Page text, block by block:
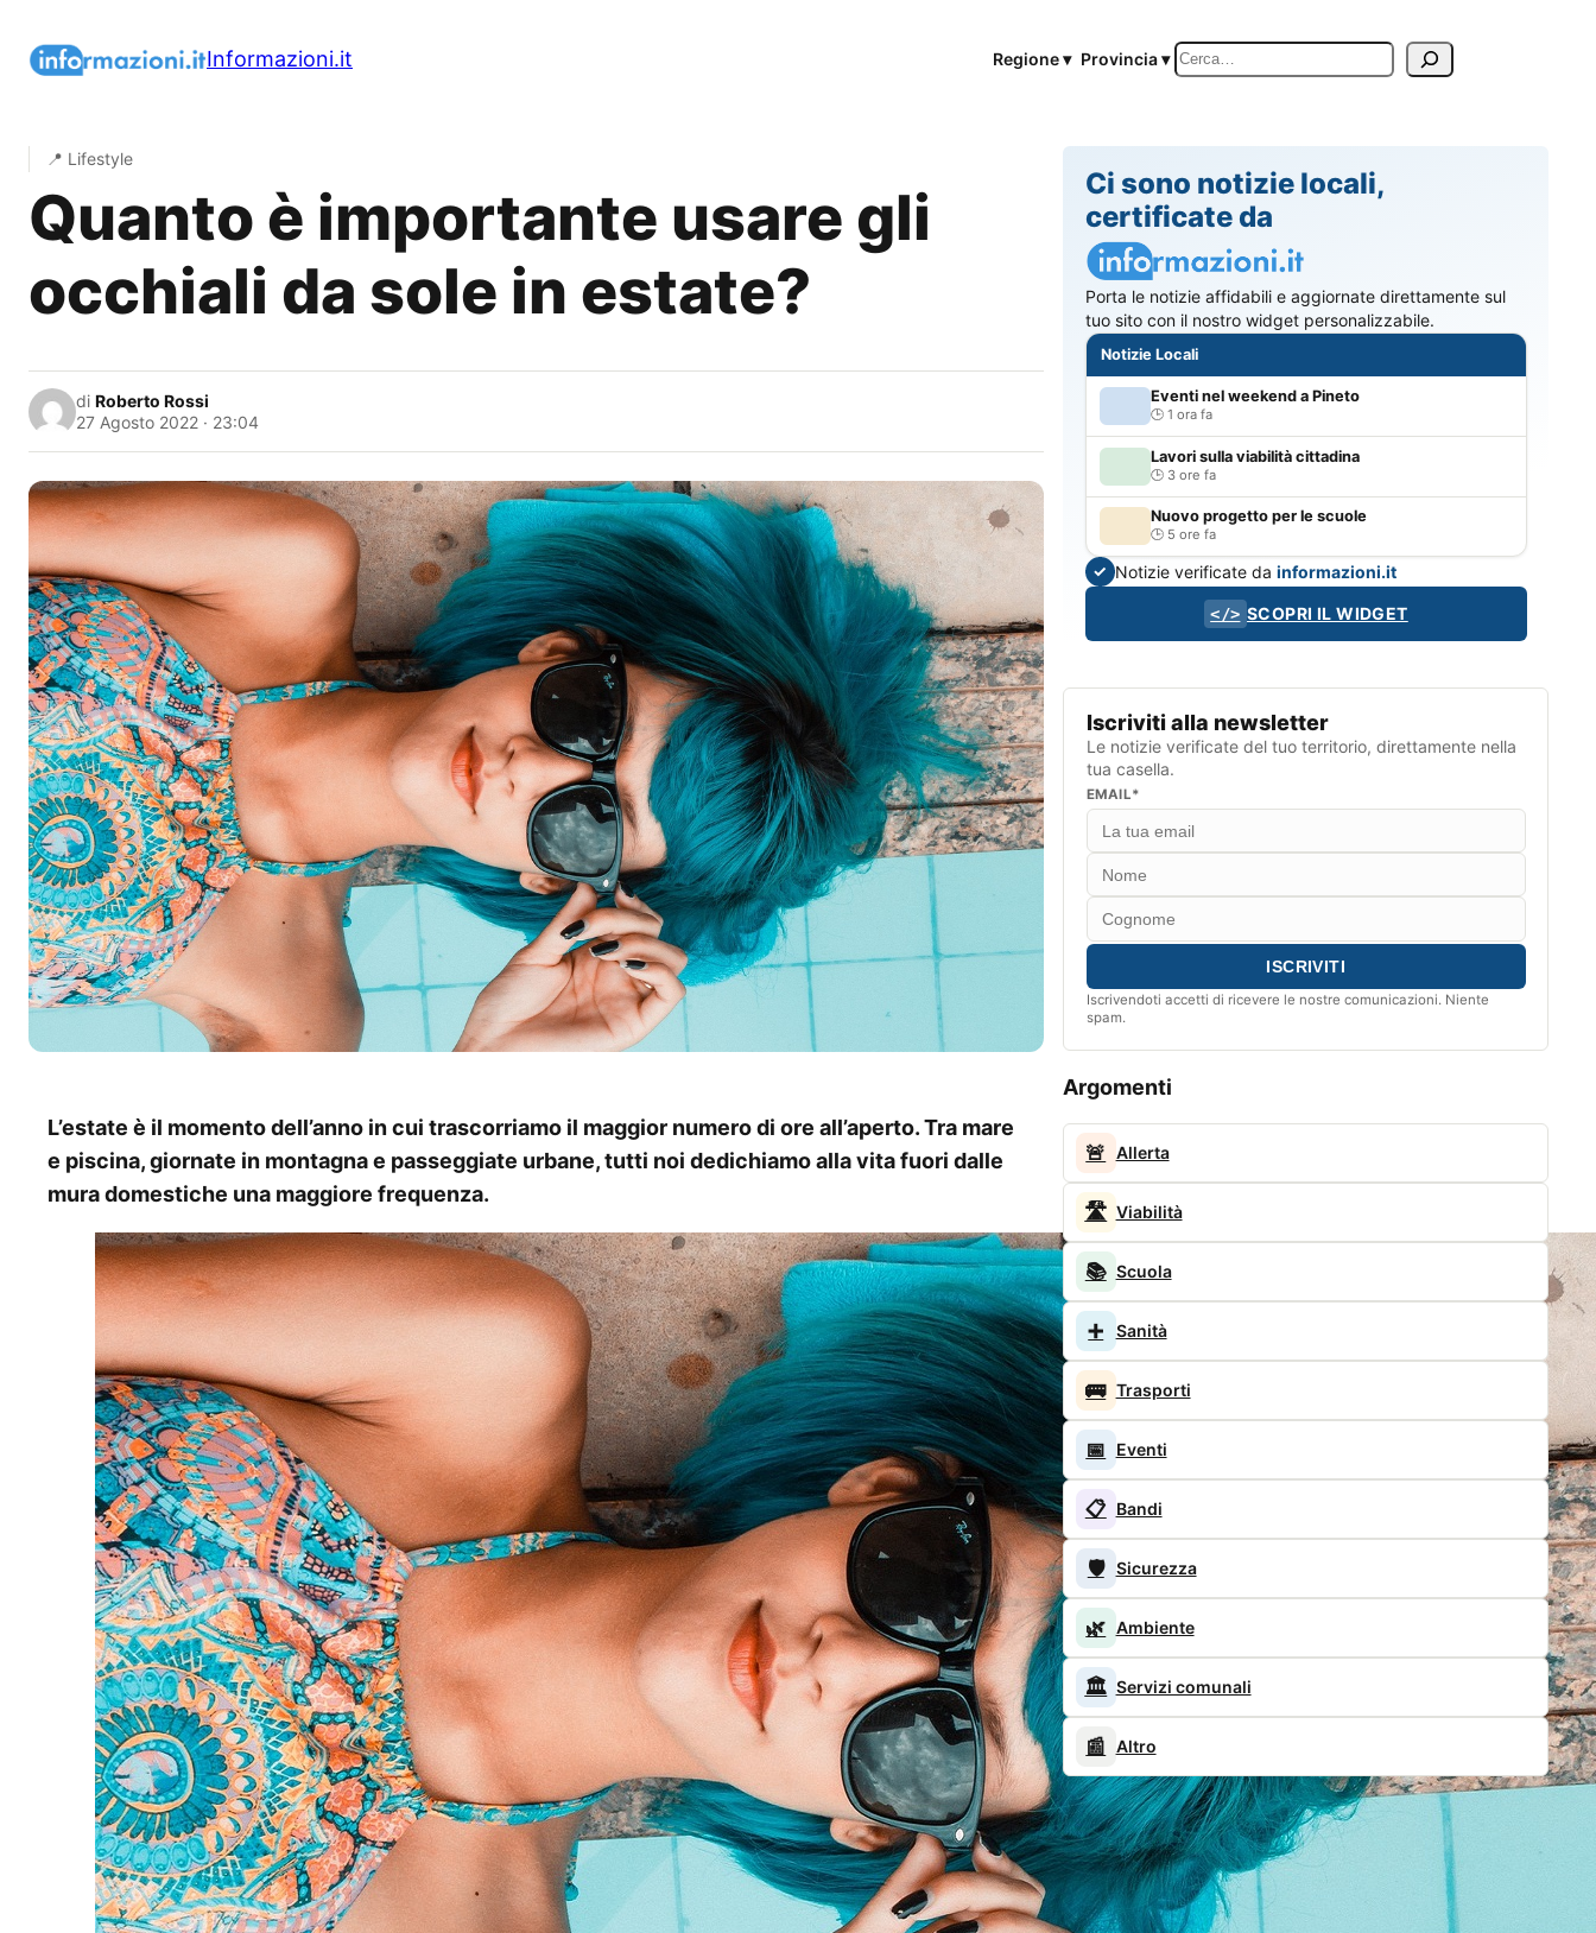
Informazioni.it Regione ▾ Provincia ▾ Cerca
📍 Lifestyle
Quanto è importante usare gli
occhiali da sole in estate?
di Roberto Rossi
27 Agosto 2022 · 23:04
L’estate è il momento dell’anno in cui trascorriamo il maggior numero di ore all’aperto. Tra mare
e piscina, giornate in montagna e passeggiate urbane, tutti noi dedichiamo alla vita fuori dalle
mura domestiche una maggiore frequenza.
Ci sono notizie locali,
certificate da
Porta le notizie affidabili e aggiornate direttamente sul
tuo sito con il nostro widget personalizzabile.
Notizie Locali
Eventi nel weekend a Pineto
1 ora fa
Lavori sulla viabilità cittadina
3 ore fa
Nuovo progetto per le scuole
5 ore fa
✓ Notizie verificate da informazioni.it
</> SCOPRI IL WIDGET
Iscriviti alla newsletter
Le notizie verificate del tuo territorio, direttamente nella
tua casella.
EMAIL*
Iscrivendoti accetti di ricevere le nostre comunicazioni. Niente
spam.
Argomenti
🚨 Allerta
🛣️ Viabilità
📚 Scuola
➕ Sanità
🚌 Trasporti
📅 Eventi
📋 Bandi
🛡️ Sicurezza
🌿 Ambiente
🏛️ Servizi comunali
📰 Altro